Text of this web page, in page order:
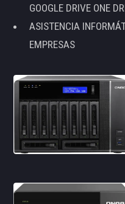
GOOGLE DRIVE ONE
ASISTENCIA
EMPRESAS